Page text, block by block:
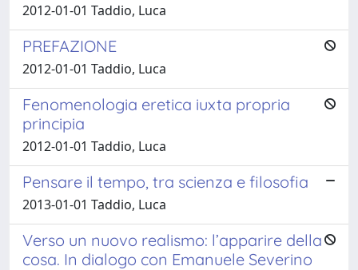
2012-01-01 Taddio, Luca
PREFAZIONE
2012-01-01 Taddio, Luca
Fenomenologia eretica iuxta propria
principia
2012-01-01 Taddio, Luca
Pensare il tempo, tra scienza e filosofia
2013-01-01 Taddio, Luca
Verso un nuovo realismo: l’apparire della
cosa. In dialogo con Emanuele Severino